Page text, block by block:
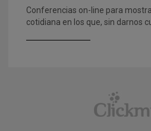
Conferencias on-line para
cotidiana en los que, sin darnos